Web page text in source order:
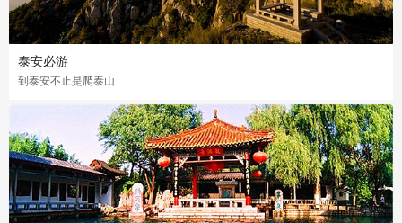
泰安必游
到泰安不止是爬泰山